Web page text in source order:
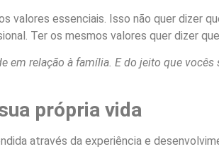
valores essenciais. Isso não quer dizer
Ter os mesmos valores quer dizer
em relação à família. E do jeito que
própria vida
através da experiência e